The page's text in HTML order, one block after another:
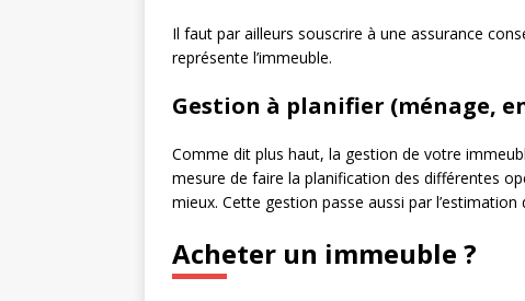
Il faut par ailleurs souscrire à une assurance
représente l’immeuble.
Gestion à planifier (ménage,
Comme dit plus haut, la gestion de votre
mesure de faire la planification des différentes
mieux. Cette gestion passe aussi par
Acheter un immeuble ?